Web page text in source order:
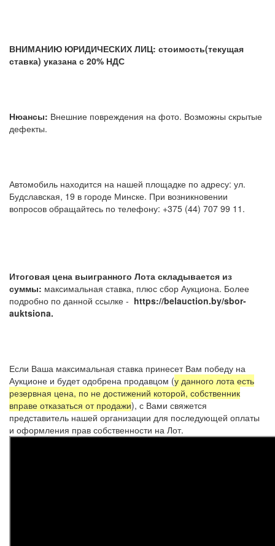
ВНИМАНИЮ ЮРИДИЧЕСКИХ ЛИЦ: стоимость(текущая
ставка) указана с 20% НДС
Нюансы: Внешние повреждения на фото. Возможны скрытые
дефекты.
Автомобиль находится на нашей площадке по адресу: ул.
Будславская, 19 в городе Минске. При возникновении
вопросов обращайтесь по телефону: +375 (44) 707 99 11.
Итоговая цена выигранного Лота складывается из
суммы: максимальная ставка, плюс сбор Аукциона. Более
подробно по данной ссылке - https://belauction.by/sbor-
auktsiona.
Если Ваша максимальная ставка принесет Вам победу на
Аукционе и будет одобрена продавцом (у данного лота есть
резервная цена, по не достижений которой, собственник
вправе отказаться от продажи), с Вами свяжется
представитель нашей организации для последующей оплаты
и оформления прав собственности на Лот.